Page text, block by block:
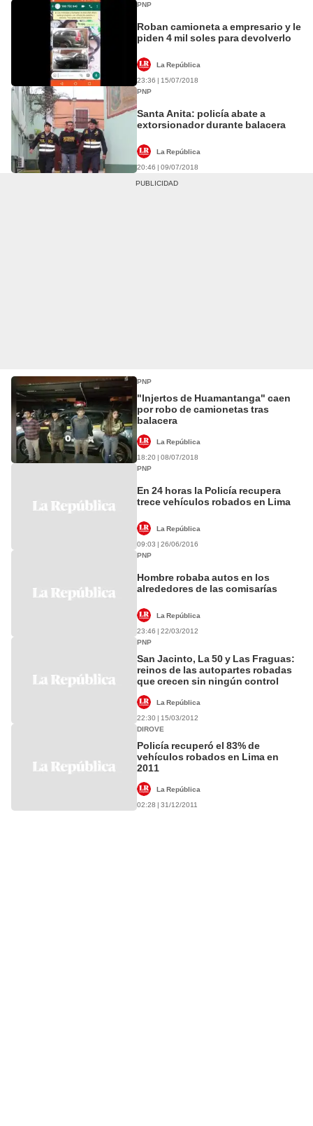
PNP
Roban camioneta a empresario y le
piden 4 mil soles para devolverlo
La República
23:36 | 15/07/2018
PNP
Santa Anita: policía abate a
extorsionador durante balacera
La República
20:46 | 09/07/2018
PNP
"Injertos de Huamantanga" caen
por robo de camionetas tras
balacera
La República
18:20 | 08/07/2018
PNP
En 24 horas la Policía recupera
trece vehículos robados en Lima
La República
09:03 | 26/06/2016
PNP
Hombre robaba autos en los
alrededores de las comisarías
La República
23:46 | 22/03/2012
PNP
San Jacinto, La 50 y Las Fraguas:
reinos de las autopartes robadas
que crecen sin ningún control
La República
22:30 | 15/03/2012
DIROVE
Policía recuperó el 83% de
vehículos robados en Lima en
2011
La República
02:28 | 31/12/2011